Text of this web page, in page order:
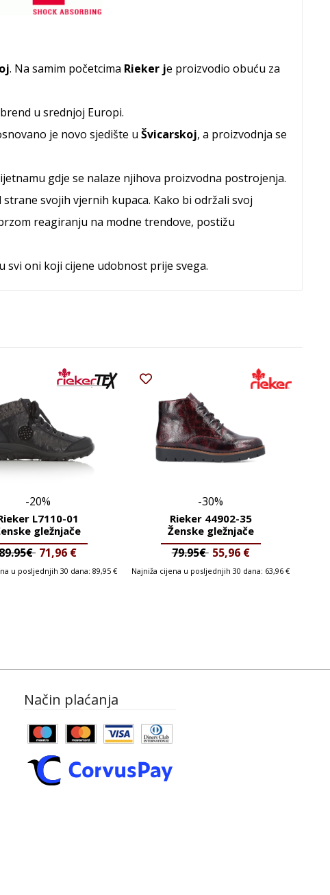
. Na samim početcima Rieker je proizvodio obuću za
u srednjoj Europi.
je novo sjedište u Švicarskoj, a proizvodnja se
gdje se nalaze njihova proizvodna postrojenja.
svojih vjernih kupaca. Kako bi održali svoj
reagiranju na modne trendove, postižu
svi oni koji cijene udobnost prije svega.
-20%
L7110-01
gležnjače
71,96 €
u posljednjih 30 dana: 89,95 €
-30%
Rieker 44902-35
Ženske gležnjače
79.95€ 55,96 €
Najniža cijena u posljednjih 30 dana: 63,96€
Način plaćanja